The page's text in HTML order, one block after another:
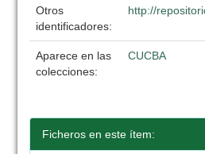
Otros
identificadores:
http://
Aparece en las
colecciones:
CUCBA
Ficheros en este ítem: